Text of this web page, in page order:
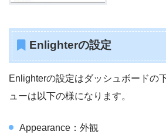
Enlighterの設定
Enlighterの設定はダッシュボードの
ューは以下の様になります。
Appearance：外観